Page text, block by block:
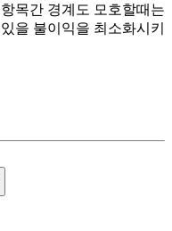
목간 경계도 모호할때는
을 불이익을 최소화시키